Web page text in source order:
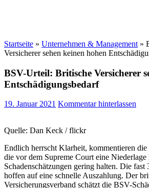
Startseite » Unternehmen & Management »
Versicherer sehen keinen hohen
BSV-Urteil: Britische Versicherer
Entschädigungsbedarf
19. Januar 2021 Kommentar hinterlassen
Quelle: Dan Keck / flickr
Endlich herrscht Klarheit, kommentieren die
die vor dem Supreme Court eine Niederlage
Schadenschätzungen gering halten. Die
hoffen auf eine schnelle Auszahlung. Der
Versicherungsverband schätzt die BSV-